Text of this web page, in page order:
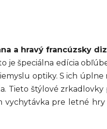
a hravý francúzsky
je špeciálna edícia
optiky. S ich
Tieto štýlové
pre letné hry